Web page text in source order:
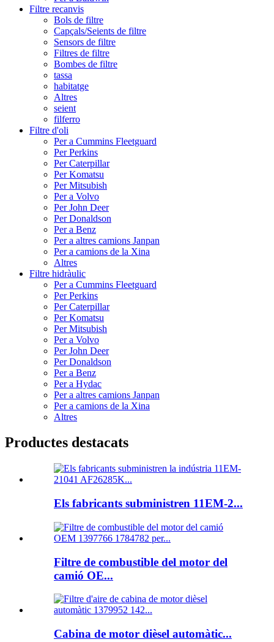
Filtre recanvis
Bols de filtre
Capçals/Seients de filtre
Sensors de filtre
Filtres de filtre
Bombes de filtre
tassa
habitatge
Altres
seient
filferro
Filtre d'oli
Per a Cummins Fleetguard
Per Perkins
Per Caterpillar
Per Komatsu
Per Mitsubish
Per a Volvo
Per John Deer
Per Donaldson
Per a Benz
Per a altres camions Janpan
Per a camions de la Xina
Altres
Filtre hidràulic
Per a Cummins Fleetguard
Per Perkins
Per Caterpillar
Per Komatsu
Per Mitsubish
Per a Volvo
Per John Deer
Per Donaldson
Per a Benz
Per a Hydac
Per a altres camions Janpan
Per a camions de la Xina
Altres
Productes destacats
Els fabricants subministren 11EM-2...
Filtre de combustible del motor del
camió OE...
Cabina de motor dièsel automàtic...